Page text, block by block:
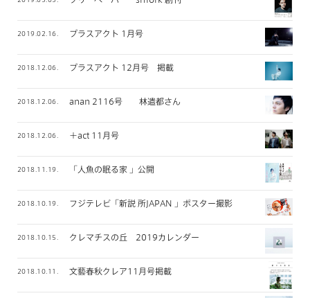
2019.02.16. プラスアクト 1月号
2018.12.06. プラスアクト 12月号 掲載
2018.12.06. anan 2116号 林遣都さん
2018.12.06. ＋act 11月号
2018.11.19. 「人魚の眠る家 」公開
2018.10.19. フジテレビ「新説 所JAPAN 」ポスター撮影
2018.10.15. クレマチスの丘 2019カレンダー
2018.10.11. 文藝春秋クレア11月号掲載